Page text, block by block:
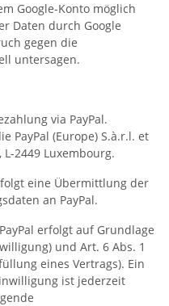
Google-Konto möglich
Daten durch Google
gegen die
untersagen.
via PayPal.
PayPal (Europe) S.à.r.l. et
L-2449 Luxembourg.
eine Übermittlung der
an PayPal.
erfolgt auf Grundlage
und Art. 6 Abs. 1
eines Vertrags). Ein
ist jederzeit